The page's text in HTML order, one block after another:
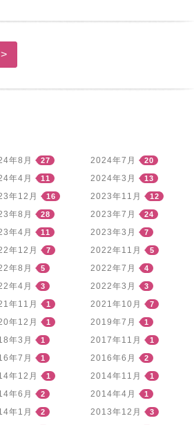
>
年8月 27 2024年7月 20
年4月 11 2024年3月 13
年12月 16 2023年11月 12
年8月 28 2023年7月 24
年4月 11 2023年3月 7
年12月 7 2022年11月 5
年8月 5 2022年7月 4
年4月 3 2022年3月 3
年11月 1 2021年10月 7
年12月 1 2019年7月 1
年3月 1 2017年11月 1
年7月 1 2016年6月 2
年12月 1 2014年11月 1
年6月 2 2014年4月 1
年1月 2 2013年12月 3